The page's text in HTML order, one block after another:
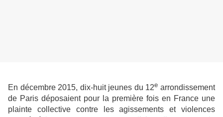
En décembre 2015, dix-huit jeunes du 12e arrondissement
de Paris déposaient pour la première fois en France une
plainte collective contre les agissements et violences